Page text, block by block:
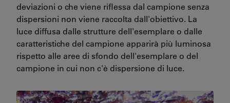
deviazioni o che viene riflessa dal campione senza
dispersioni non viene raccolta dall'obiettivo. La
luce diffusa dalle strutture dell'esemplare o dalle
caratteristiche del campione apparirà più luminosa
rispetto alle aree di sfondo dell'esemplare o del
campione in cui non c'è dispersione di luce.